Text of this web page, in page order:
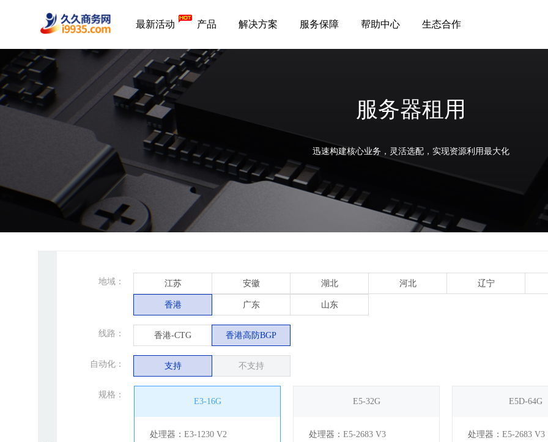
最新活动 产品 解决方案 服务保障 帮助中心 生态合作
服务器租用
迅速构建核心业务，灵活选配，实现资源利用最大化
地域： 江苏 安徽 湖北 河北 辽宁
香港 广东 山东
线路： 香港-CTG 香港高防BGP
自动化： 支持 不支持
规格：
E3-16G
处理器： E3-1230 V2
E5-32G
处理器： E5-2683 V3
E5D-64G
处理器： E5-2683 V3